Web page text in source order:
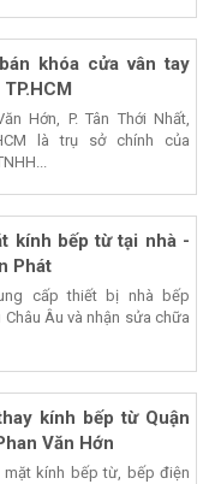
khóa cửa vân tay
Hớn, P. Tân Thới Nhất,
là trụ sở chính của
kính bếp từ tại nhà -
Phát
cấp thiết bị nhà bếp
Châu Âu và nhận sửa chữa
kính bếp từ Quận
Văn Hớn
mặt kính bếp từ, bếp điện